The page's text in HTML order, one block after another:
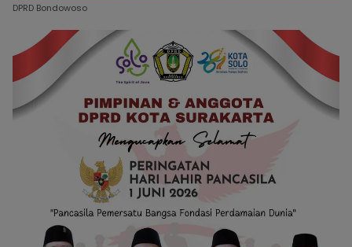
DPRD Bondowoso